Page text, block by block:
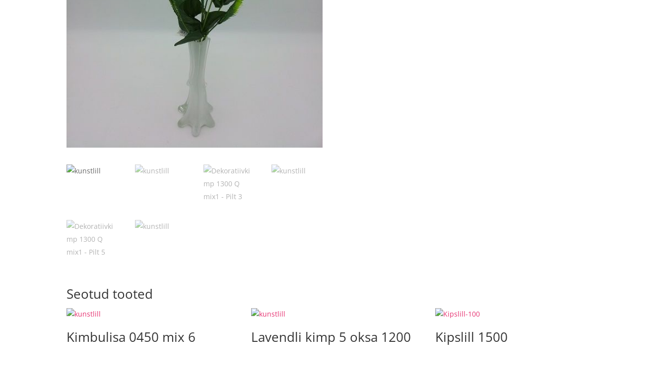
Seotud tooted
Kimbulisa 0450 mix 6 Lavendli kimp 5 oksa 1200 Kipslill 1500